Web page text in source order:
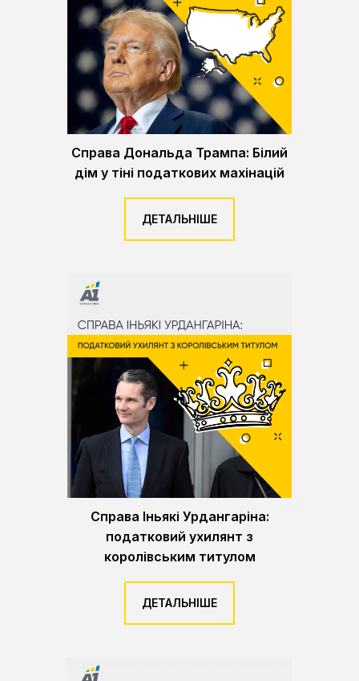
Справа Дональда Трампа: Білий
дім у тіні податкових махінацій
ДЕТАЛЬНІШЕ
Справа Іньякі Урдангаріна:
податковий ухилянт з
королівським титулом
ДЕТАЛЬНІШЕ